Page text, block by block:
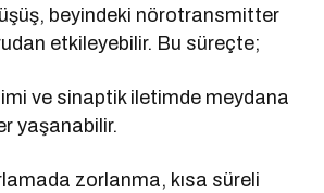
beyindeki nörotransmitter
etkileyebilir. Bu süreçte;
ve sinaptik iletimde meydana
yaşanabilir.
zorlanma, kısa süreli